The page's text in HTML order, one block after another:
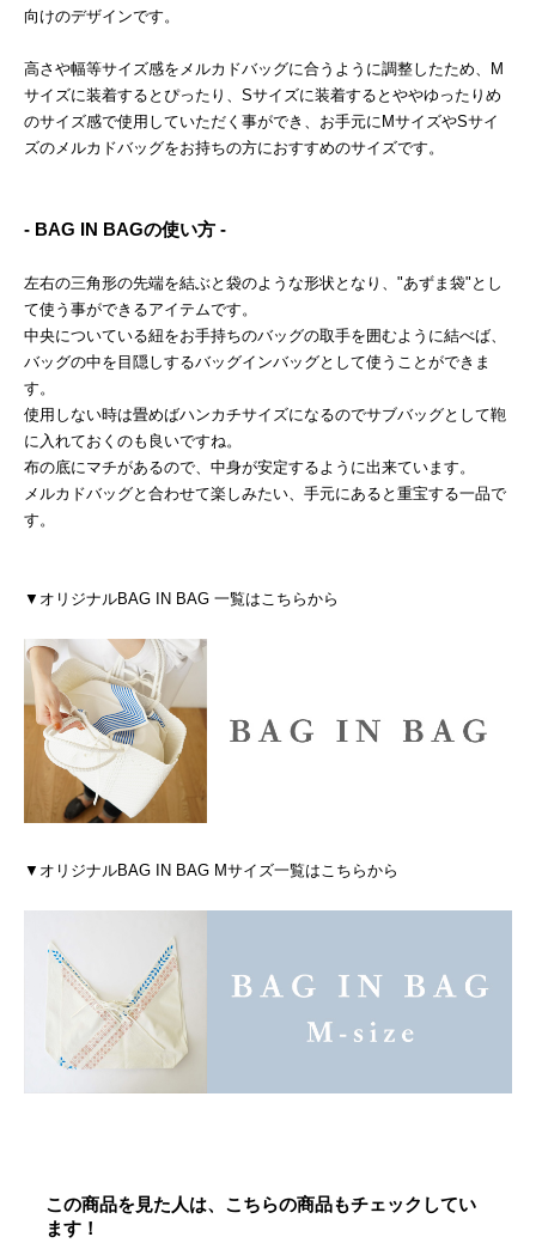
向けのデザインです。
高さや幅等サイズ感をメルカドバッグに合うように調整したため、M
サイズに装着するとぴったり、Sサイズに装着するとややゆったりめ
のサイズ感で使用していただく事ができ、お手元にMサイズやSサイ
ズのメルカドバッグをお持ちの方におすすめのサイズです。
- BAG IN BAGの使い方 -
左右の三角形の先端を結ぶと袋のような形状となり、"あずま袋"とし
て使う事ができるアイテムです。
中央についている紐をお手持ちのバッグの取手を囲むように結べば、
バッグの中を目隠しするバッグインバッグとして使うことができま
す。
使用しない時は畳めばハンカチサイズになるのでサブバッグとして鞄
に入れておくのも良いですね。
布の底にマチがあるので、中身が安定するように出来ています。
メルカドバッグと合わせて楽しみたい、手元にあると重宝する一品で
す。
▼オリジナルBAG IN BAG 一覧はこちらから
▼オリジナルBAG IN BAG Mサイズ一覧はこちらから
この商品を見た人は、こちらの商品もチェックしてい
ます！